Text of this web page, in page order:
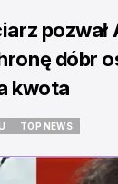
pozwał
dóbr
kwota
TOP NEWS